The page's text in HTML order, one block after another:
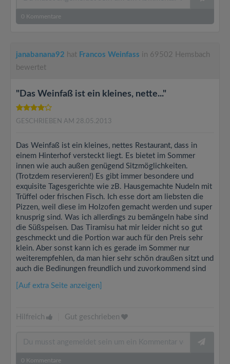
0 Kommentare
janabanana92 hat Francos Weinfass in 69502 Hemsbach
bewertet
"Das Weinfaß ist ein kleines, nette..."
GESCHRIEBEN AM 28.05.2013
Das Weinfaß ist ein kleines, nettes Restaurant, dass in
einem Hinterhof versteckt liegt. Es bietet im Sommer
innen wie auch außen genügend Sitzmöglichkeiten.
(Trotzdem reservieren!) Es gibt immer besondere und
exquisite Tagesgerichte wie zB. Hausgemachte Nudeln mit
Trüffel oder frischen Fisch. Ich esse dort am liebsten die
Pizzen, weil diese im Holzofen gemacht werden und super
knusprig sind. Was ich allerdings zu bemängeln habe sind
die Süßspeisen. Das Tiramisu hat mir leider nicht so gut
geschmeckt und die Portion war auch für den Preis sehr
klein. Aber sonst kann ich es gerade im Sommer nur
weiterempfehlen, da man hier sehr schön draußen sitzt und
auch die Bedinungen freundlich und zuvorkommend sind
[Auf extra Seite anzeigen]
Hilfreich Gut geschrieben
0 Kommentare